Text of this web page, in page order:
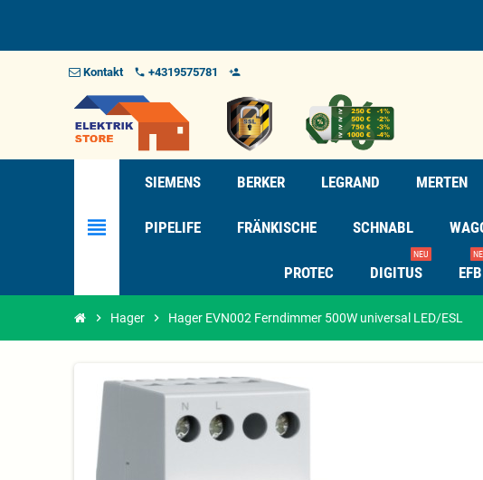
Kontakt phone +4319575781 person_add_alt_1
view_headline
SIEMENS BERKER LEGRAND MERTEN
PIPELIFE FRÄNKISCHE SCHNABL
PROTEC DIGITUS
NEU
EFB
chevron_right Hager chevron_right Hager EVN002 Ferndimmer 500W universal LED/ESL